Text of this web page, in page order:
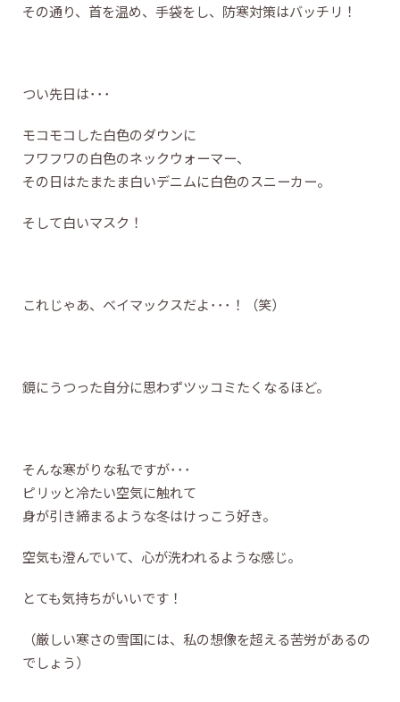
その通り、首を温め、手袋をし、防寒対策はバッチリ！
つい先日は･･･
モコモコした白色のダウンに
フワフワの白色のネックウォーマー、
その日はたまたま白いデニムに白色のスニーカー。
そして白いマスク！
これじゃあ、ベイマックスだよ･･･！（笑）
鏡にうつった自分に思わずツッコミたくなるほど。
そんな寒がりな私ですが･･･
ピリッと冷たい空気に触れて
身が引き締まるような冬はけっこう好き。
空気も澄んでいて、心が洗われるような感じ。
とても気持ちがいいです！
（厳しい寒さの雪国には、私の想像を超える苦労があるの
でしょう）